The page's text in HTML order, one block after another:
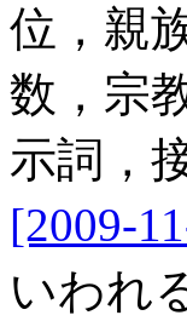
位，親
数，宗
示詞，
[2009-
いわれ